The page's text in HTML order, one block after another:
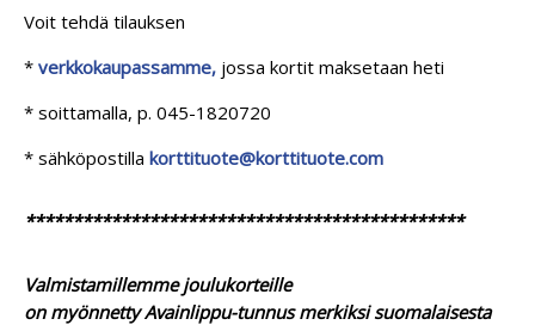
Voit tehdä tilauksen
* verkkokaupassamme, jossa kortit maksetaan heti
* soittamalla, p. 045-1820720
* sähköpostilla korttituote@korttituote.com
**********************************************
Valmistamillemme joulukorteille
on myönnetty Avainlippu-tunnus merkiksi suomalaisesta